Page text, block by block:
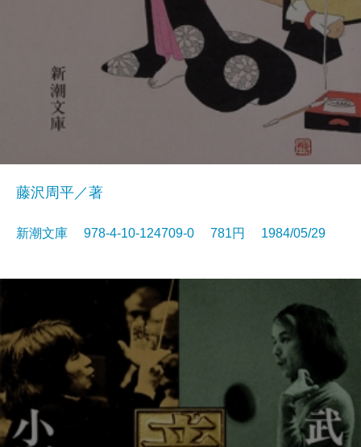
藤沢周平／著
新潮文庫 978-4-10-124709-0 781円 1984/05/29